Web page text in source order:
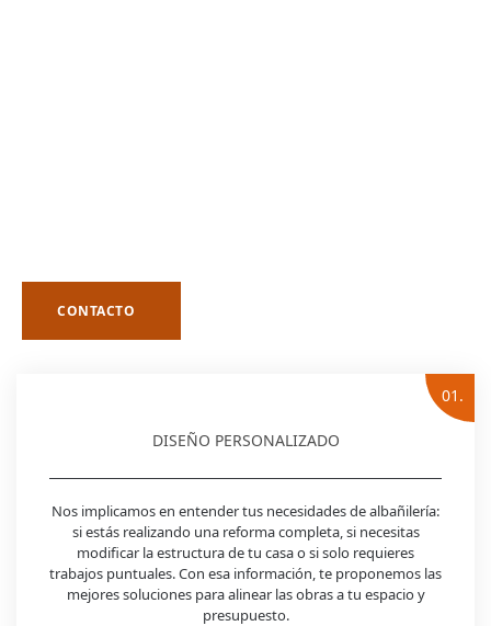
CONTACTO
01.
DISEÑO PERSONALIZADO
Nos implicamos en entender tus necesidades de albañilería:
si estás realizando una reforma completa, si necesitas
modificar la estructura de tu casa o si solo requieres
trabajos puntuales. Con esa información, te proponemos las
mejores soluciones para alinear las obras a tu espacio y
presupuesto.